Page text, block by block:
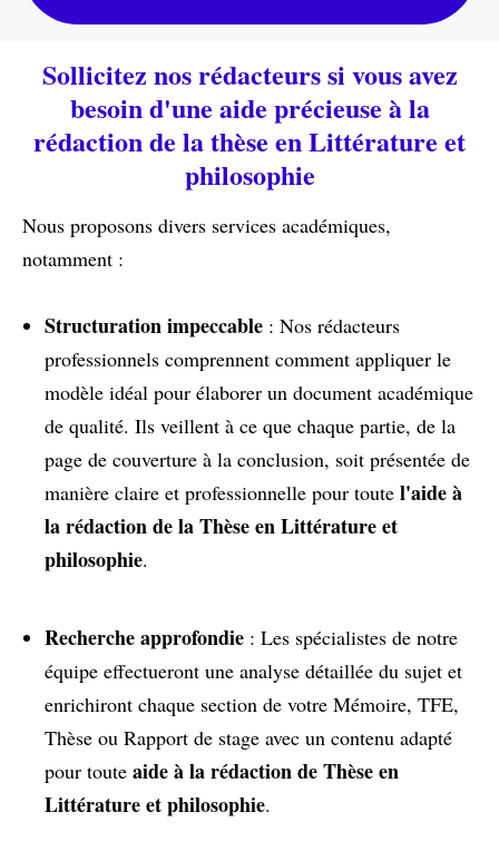
Sollicitez nos rédacteurs si vous avez
besoin d'une aide précieuse à la
rédaction de la thèse en Littérature et
philosophie
Nous proposons divers services académiques,
notamment :
Structuration impeccable : Nos rédacteurs
professionnels comprennent comment appliquer le
modèle idéal pour élaborer un document académique
de qualité. Ils veillent à ce que chaque partie, de la
page de couverture à la conclusion, soit présentée de
manière claire et professionnelle pour toute l'aide à
la rédaction de la Thèse en Littérature et
philosophie.
Recherche approfondie : Les spécialistes de notre
équipe effectueront une analyse détaillée du sujet et
enrichiront chaque section de votre Mémoire, TFE,
Thèse ou Rapport de stage avec un contenu adapté
pour toute aide à la rédaction de Thèse en
Littérature et philosophie.